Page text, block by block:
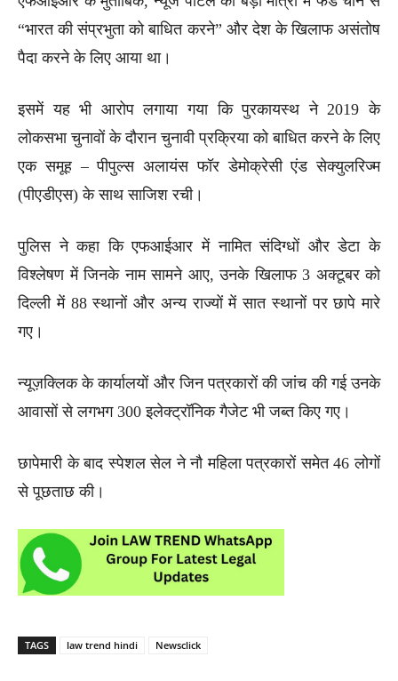
“भारत की संप्रभुता को बाधित करने” और देश के खिलाफ असंतोष
पैदा करने के लिए आया था।
इसमें यह भी आरोप लगाया गया कि पुरकायस्थ ने 2019 के
लोकसभा चुनावों के दौरान चुनावी प्रक्रिया को बाधित करने के लिए
एक समूह – पीपुल्स अलायंस फॉर डेमोक्रेसी एंड सेक्युलरिज्म
(पीएडीएस) के साथ साजिश रची।
पुलिस ने कहा कि एफआईआर में नामित संदिग्धों और डेटा के
विश्लेषण में जिनके नाम सामने आए, उनके खिलाफ 3 अक्टूबर को
दिल्ली में 88 स्थानों और अन्य राज्यों में सात स्थानों पर छापे मारे
गए।
न्यूज़क्लिक के कार्यालयों और जिन पत्रकारों की जांच की गई उनके
आवासों से लगभग 300 इलेक्ट्रॉनिक गैजेट भी जब्त किए गए।
छापेमारी के बाद स्पेशल सेल ने नौ महिला पत्रकारों समेत 46 लोगों
से पूछताछ की।
TAGS law trend hindi Newsclick